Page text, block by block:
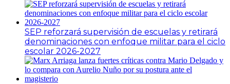
SEP reforzará supervisión de escuelas y retirará
denominaciones con enfoque militar para el ciclo
escolar 2026-2027